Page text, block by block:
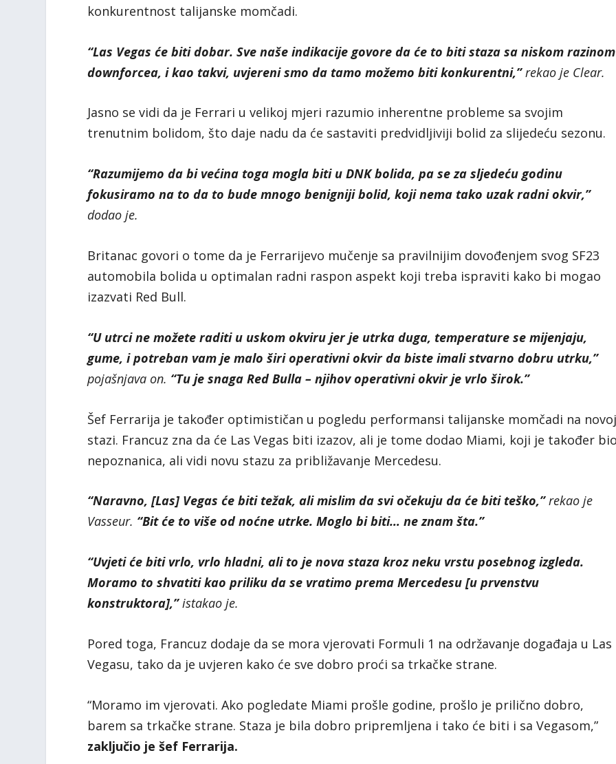
konkurentnost talijanske momčadi.
“Las Vegas će biti dobar. Sve naše indikacije govore da će to biti staza sa niskom razinom
downforcea, i kao takvi, uvjereni smo da tamo možemo biti konkurentni,”rekao je Clear.
Jasno se vidi da je Ferrari u velikoj mjeri razumio inherentne probleme sa svojim
trenutnim bolidom, što daje nadu da će sastaviti predvidljiviji bolid za slijedeću sezonu.
“Razumijemo da bi većina toga mogla biti u DNK bolida, pa se za sljedeću godinu
fokusiramo na to da to bude mnogo benigniji bolid, koji nema tako uzak radni okvir,”
dodao je.
Britanac govori o tome da je Ferrarijevo mučenje sa pravilnijim dovođenjem svog SF23
automobila bolida u optimalan radni raspon aspekt koji treba ispraviti kako bi mogao
izazvati Red Bull.
“U utrci ne možete raditi u uskom okviru jer je utrka duga, temperature se mijenjaju,
gume, i potreban vam je malo širi operativni okvir da biste imali stvarno dobru utrku,”
pojašnjava on. “Tu je snaga Red Bulla – njihov operativni okvir je vrlo širok.”
Šef Ferrarija je također optimističan u pogledu performansi talijanske momčadi na
stazi. Francuz zna da će Las Vegas biti izazov, ali je tome dodao Miami, koji je također
nepoznanica, ali vidi novu stazu za približavanje Mercedesu.
“Naravno, [Las] Vegas će biti težak, ali mislim da svi očekuju da će biti teško,”rekao je
Vasseur. “Bit će to više od noćne utrke. Moglo bi biti… ne znam šta.”
“Uvjeti će biti vrlo, vrlo hladni, ali to je nova staza kroz neku vrstu posebnog izgleda.
Moramo to shvatiti kao priliku da se vratimo prema Mercedesu [u prvenstvu
konstruktora],”istakao je.
Pored toga, Francuz dodaje da se mora vjerovati Formuli 1 na održavanje događaja u Las
Vegasu, tako da je uvjeren kako će sve dobro proći sa trkačke strane.
“Moramo im vjerovati. Ako pogledate Miami prošle godine, prošlo je prilično dobro,
barem sa trkačke strane. Staza je bila dobro pripremljena i tako će biti i sa Vegasom,”
zaključio je šef Ferrarija.